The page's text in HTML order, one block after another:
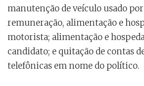
manutenção de veículo usado
remuneração, alimentação e
motorista; alimentação e
candidato; e quitação de contas
telefônicas em nome do político.